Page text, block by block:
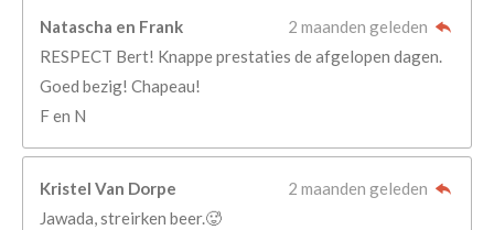
Natascha en Frank
2 maanden geleden
RESPECT Bert! Knappe prestaties de afgelopen dagen.
Goed bezig! Chapeau!
F en N
Kristel Van Dorpe
2 maanden geleden
Jawada, streirken beer.🥵